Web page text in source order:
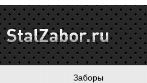
Заборы